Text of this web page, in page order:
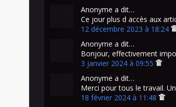
Anonyme a dit…
Ce jour plus d accès aux
12 décembre 2023 à 18:24
Anonyme a dit…
Bonjour, effectivement
3 janvier 2024 à 09:55
Anonyme a dit…
Merci pour tous le travail.
18 février 2024 à 11:48